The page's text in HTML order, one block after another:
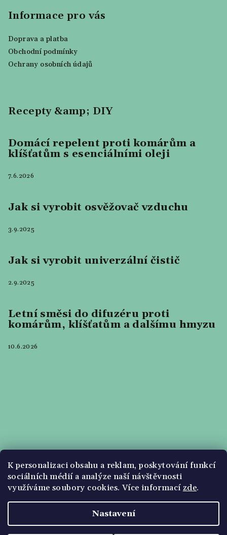
K personalizaci obsahu a reklam, poskytování funkcí
sociálních médií a analýze naší návštěvnosti
využíváme soubory cookies. Více informací zde.
Nastavení
Informace pro vás
Doprava a platba
Obchodní podmínky
Ochrany osobních údajů
Recepty &amp; DIY
Domácí repelent proti komárům a
klíšťatům s esenciálními oleji
7.6.2026
Jak si vyrobit osvěžovač vzduchu
3.9.2025
Jak si vyrobit univerzální čistič
2.9.2025
Letní směsi do difuzéru proti
komárům, klíšťatům a dalšímu hmyzu
10.6.2026